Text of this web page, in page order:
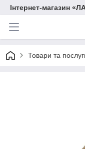
Інтернет-магазин
Товари та